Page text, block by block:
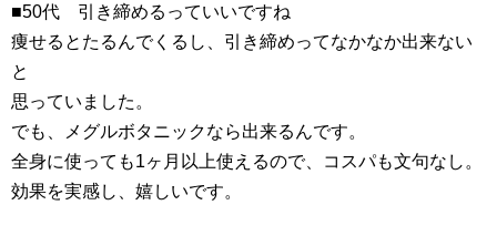
■50代 引き締めるっていいですね
痩せるとたるんでくるし、引き締めってなかなか出来ない
と
思っていました。
でも、メグルボタニックなら出来るんです。
全身に使っても1ヶ月以上使えるので、コスパも文句なし。
効果を実感し、嬉しいです。